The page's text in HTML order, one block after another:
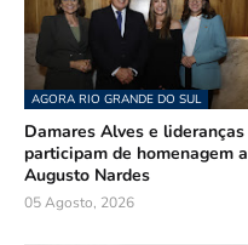
AGORA RIO GRANDE DO SUL
Damares Alves e lideranças
participam de homenagem a
Augusto Nardes
05 Agosto, 2026